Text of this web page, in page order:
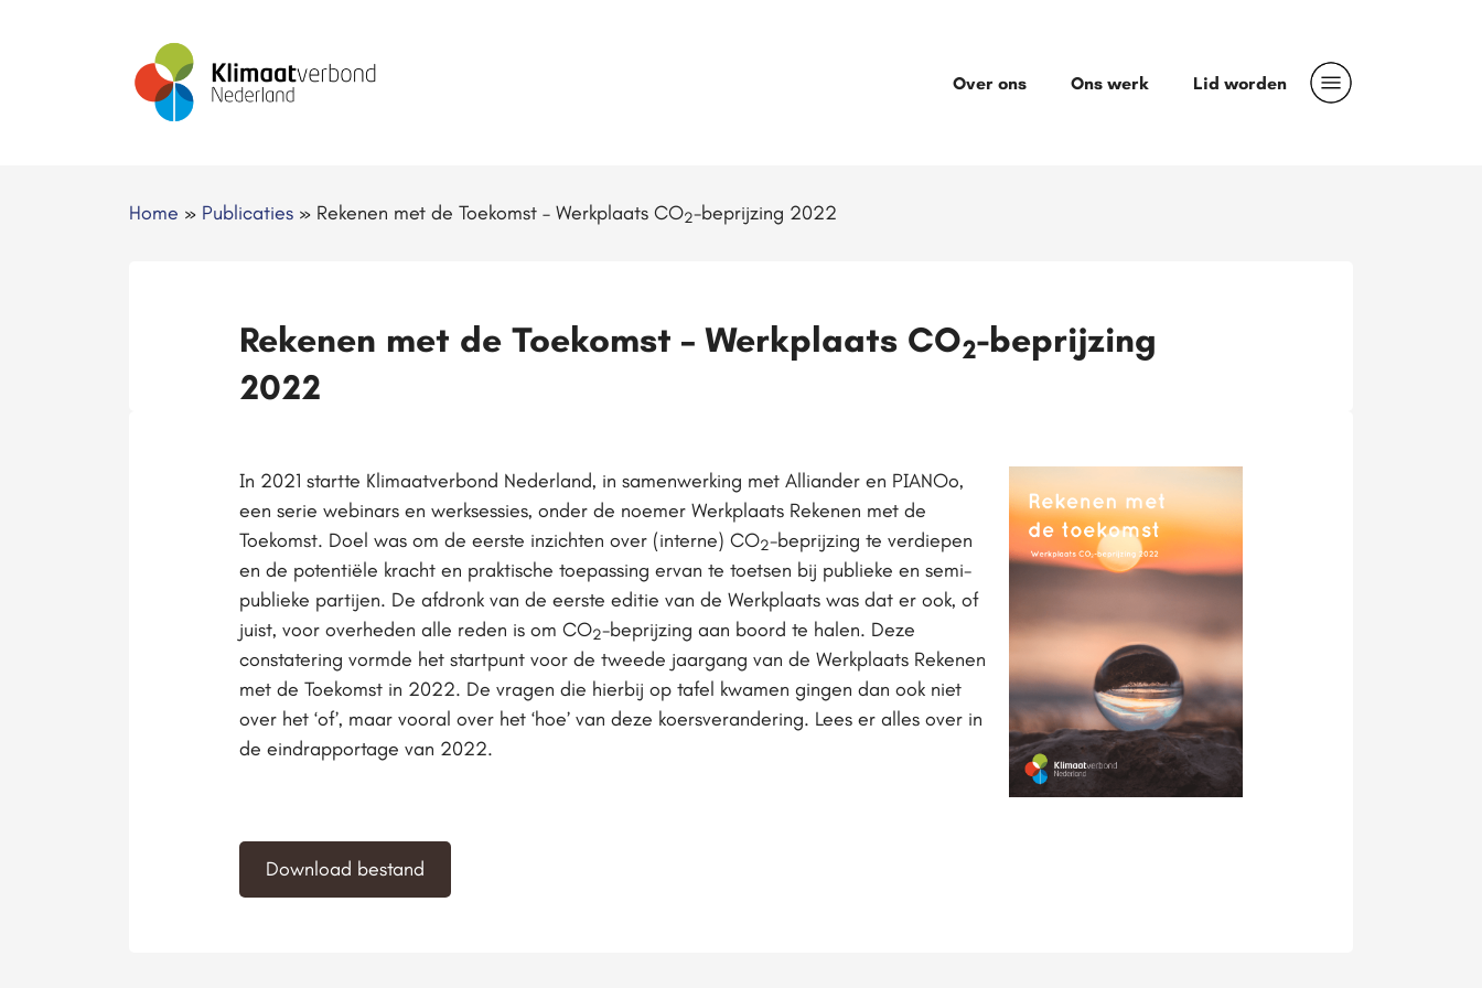
Over ons Ons werk Lid worden
Home » Publicaties » Rekenen met de Toekomst – Werkplaats CO2-beprijzing 2022
Rekenen met de Toekomst – Werkplaats CO2-beprijzing
2022
In 2021 startte Klimaatverbond Nederland, in samenwerking met Alliander en PIANOo,
een serie webinars en werksessies, onder de noemer Werkplaats Rekenen met de
Toekomst. Doel was om de eerste inzichten over (interne) CO2-beprijzing te verdiepen
en de potentiële kracht en praktische toepassing ervan te toetsen bij publieke en semi-
publieke partijen. De afdronk van de eerste editie van de Werkplaats was dat er ook, of
juist, voor overheden alle reden is om CO2-beprijzing aan boord te halen. Deze
constatering vormde het startpunt voor de tweede jaargang van de Werkplaats Rekenen
met de Toekomst in 2022. De vragen die hierbij op tafel kwamen gingen dan ook niet
over het ‘of’, maar vooral over het ‘hoe’ van deze koersverandering. Lees er alles over in
de eindrapportage van 2022.
Download bestand